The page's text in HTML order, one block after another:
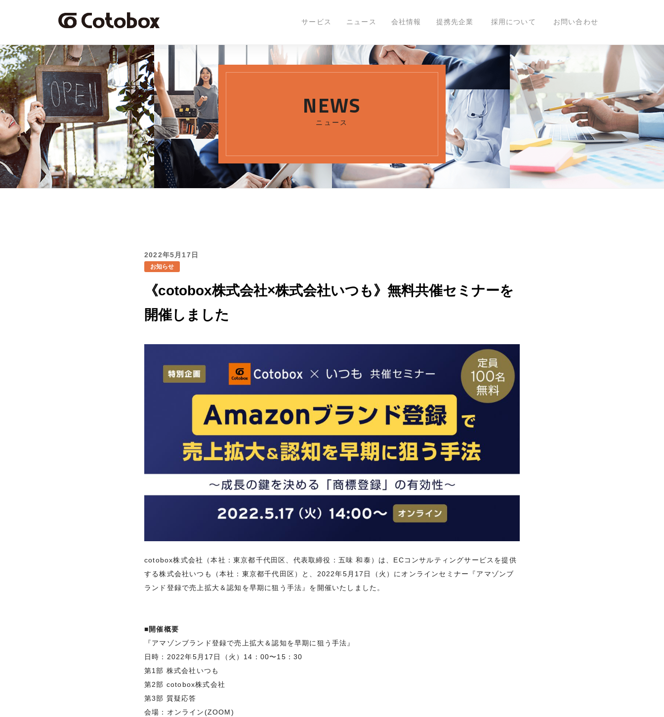
サービス ニュース 会社情報 提携先企業 採用について お問い合わせ
Cotobox cotobox株式会社 《cotobox株式会社×株式会社いつも》無料共催セミナーを開催しました
NEWS
ニュース
2022年5月17日
お知らせ
《cotobox株式会社×株式会社いつも》無料共催セミナーを
開催しました
cotobox株式会社（本社：東京都千代田区、代表取締役：五味 和泰）は、ECコンサルティングサービスを提供
する株式会社いつも（本社：東京都千代田区）と、2022年5月17日（火）にオンラインセミナー『アマゾンブ
ランド登録で売上拡大＆認知を早期に狙う手法』を開催いたしました。
■開催概要
『アマゾンブランド登録で売上拡大＆認知を早期に狙う手法』
日時：2022年5月17日（火）14：00〜15：30
第1部 株式会社いつも
第2部 cotobox株式会社
第3部 質疑応答
会場：オンライン(ZOOM)